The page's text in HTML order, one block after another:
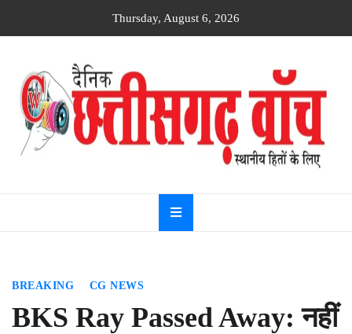
Thursday, August 6, 2026
Dainik
Chhattisgarh
watch
BREAKING CG NEWS
BKS Ray Passed Away: नहीं